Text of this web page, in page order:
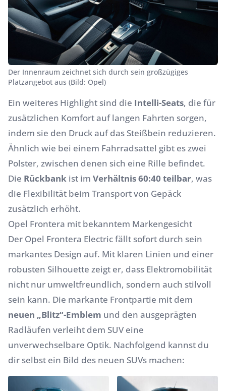
Der Innenraum zeichnet sich durch sein großzügiges
Platzangebot aus (Bild: Opel)
Ein weiteres Highlight sind die Intelli-Seats, die für
zusätzlichen Komfort auf langen Fahrten sorgen,
indem sie den Druck auf das Steißbein reduzieren.
Ähnlich wie bei einem Fahrradsattel gibt es zwei
Polster, zwischen denen sich eine Rille befindet.
Die Rückbank ist im Verhältnis 60:40 teilbar, was
die Flexibilität beim Transport von Gepäck
zusätzlich erhöht.
Opel Frontera mit bekanntem Markengesicht
Der Opel Frontera Electric fällt sofort durch sein
markantes Design auf. Mit klaren Linien und einer
robusten Silhouette zeigt er, dass Elektromobilität
nicht nur umweltfreundlich, sondern auch stilvoll
sein kann. Die markante Frontpartie mit dem
neuen „Blitz“-Emblem und den ausgeprägten
Radläufen verleiht dem SUV eine
unverwechselbare Optik. Nachfolgend kannst du
dir selbst ein Bild des neuen SUVs machen: